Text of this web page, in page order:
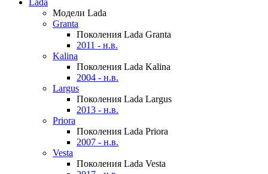
Lada
Модели Lada
Granta
Поколения Lada Granta
2011 - н.в.
Kalina
Поколения Lada Kalina
2004 - н.в.
Largus
Поколения Lada Largus
2013 - н.в.
Priora
Поколения Lada Priora
2007 - н.в.
Vesta
Поколения Lada Vesta